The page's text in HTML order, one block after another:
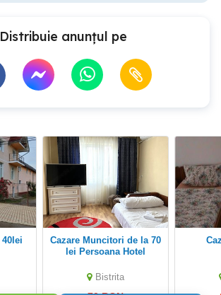
Distribuie anunțul pe
Cazare Muncitori de la 70
lei Persoana Hotel
Cuza Voda 2B
Bistrita